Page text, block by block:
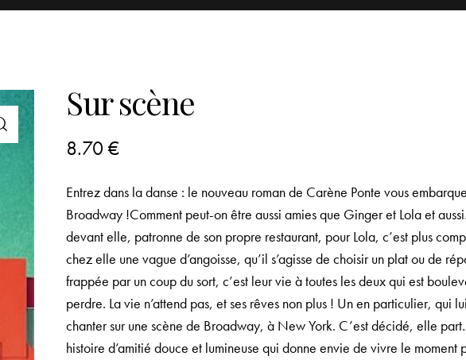
Sur scène
8.70€
Entrez dans la danse : le nouveau roman de Carène Ponte vous
Broadway !Comment peut-on être aussi amies que Ginger et Lola et
devant elle, patronne de son propre restaurant, pour Lola, c’est plus
chez elle une vague d’angoisse, qu’il s’agisse de choisir un plat ou de
frappée par un coup du sort, c’est leur vie à toutes les deux qui est
perdre. La vie n’attend pas, et ses rêves non plus ! Un en particulier, qui
chanter sur une scène de Broadway, à New York. C’est décidé, elle
histoire d’amitié douce et lumineuse qui donne envie de vivre le moment